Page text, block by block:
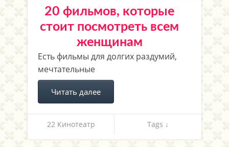
20 фильмов, которые
стоит посмотреть всем
женщинам
Есть фильмы для долгих раздумий,
мечтательные
Читать далее
22 Кинотеатр Tags ↓